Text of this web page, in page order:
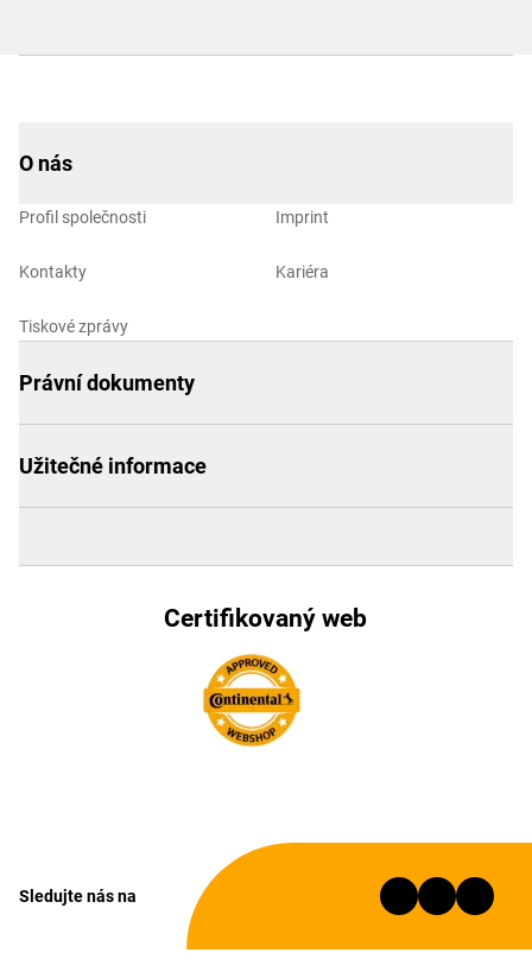
O nás
Profil společnosti
Kontakty
Tiskové zprávy
Imprint
Kariéra
Právní dokumenty
Užitečné informace
Certifikovaný web
Sledujte nás na